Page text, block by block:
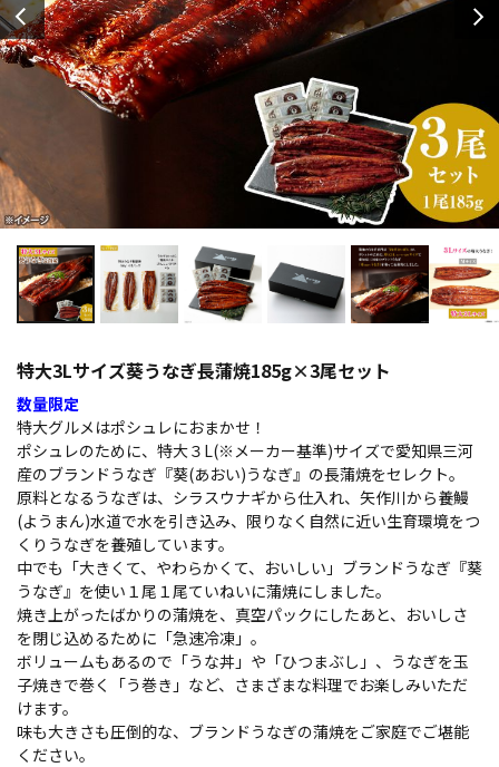
特大3Lサイズ葵うなぎ長蒲焼185g×3尾セット
数量限定
特大グルメはポシュレにおまかせ！
ポシュレのために、特大３L(※メーカー基準)サイズで愛知県三河
産のブランドうなぎ『葵(あおい)うなぎ』の長蒲焼をセレクト。
原料となるうなぎは、シラスウナギから仕入れ、矢作川から養鰻
(ようまん)水道で水を引き込み、限りなく自然に近い生育環境をつ
くりうなぎを養殖しています。
中でも「大きくて、やわらかくて、おいしい」ブランドうなぎ『葵
うなぎ』を使い１尾１尾ていねいに蒲焼にしました。
焼き上がったばかりの蒲焼を、真空パックにしたあと、おいしさ
を閉じ込めるために「急速冷凍」。
ボリュームもあるので「うな丼」や「ひつまぶし」、うなぎを玉
子焼きで巻く「う巻き」など、さまざまな料理でお楽しみいただ
けます。
味も大きさも圧倒的な、ブランドうなぎの蒲焼をご家庭でご堪能
ください。